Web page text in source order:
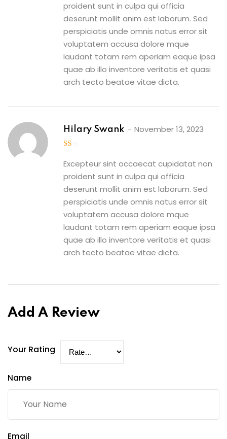
proident sunt in culpa qui officia
deserunt mollit anim est laborum. Sed
perspiciatis unde omnis natus error sit
voluptatem accusa dolore mque
laudant totam rem aperiam eaque ipsa
quae ab illo inventore veritatis et quasi
arch tecto beatae vitae dicta.
Hilary Swank November 13, 2023
out
5
Excepteur sint occaecat cupidatat non
proident sunt in culpa qui officia
deserunt mollit anim est laborum. Sed
perspiciatis unde omnis natus error sit
voluptatem accusa dolore mque
laudant totam rem aperiam eaque ipsa
quae ab illo inventore veritatis et quasi
arch tecto beatae vitae dicta.
Add A Review
Your Rating
Name
Email